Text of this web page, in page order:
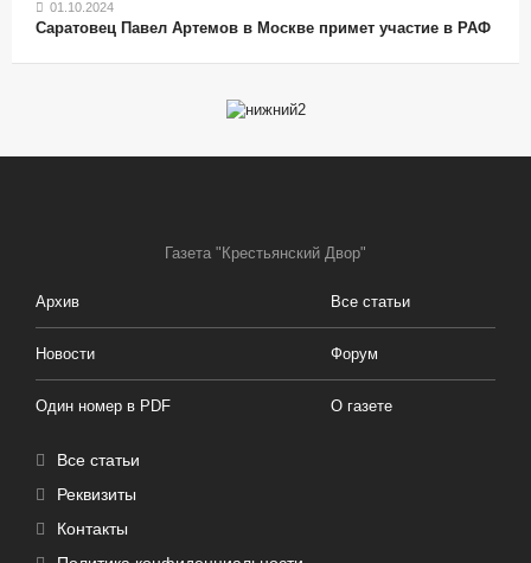
01.10.2024
Саратовец Павел Артемов в Москве примет участие в РАФ
Газета "Крестьянский Двор"
Архив Все статьи
Новости Форум
Один номер в PDF О газете
Все статьи
Реквизиты
Контакты